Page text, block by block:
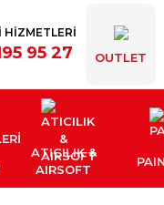
HİZMETLERİ
95 27 OUTLET
ATICILIK &
AIRSOFT